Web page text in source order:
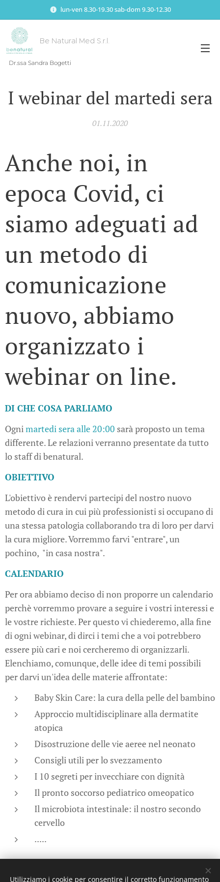
lun-ven 8.30-19.30 sab-dom 9.30-12.30
Be Natural Med S.r.l.
Dr.ssa Sandra Bogetti
I webinar del martedi sera
01.11.2020
Anche noi, in
epoca Covid, ci
siamo adeguati ad
un metodo di
comunicazione
nuovo, abbiamo
organizzato i
webinar on line.
DI CHE COSA PARLIAMO
Ognimartedi sera alle 20:00 sarà proposto un tema
differente. Le relazioni verranno presentate da tutto
lo staff di benatural.
OBIETTIVO
L'obiettivo è rendervi partecipi del nostro nuovo
metodo di cura in cui più professionisti si occupano di
una stessa patologia collaborando tra di loro per darvi
la cura migliore. Vorremmo farvi "entrare", un
pochino, "in casa nostra".
CALENDARIO
Per ora abbiamo deciso di non proporre un calendario
perchè vorremmo provare a seguire i vostri interessi e
le vostre richieste. Per questo vi chiederemo, alla fine
di ogni webinar, di dirci i temi che a voi potrebbero
essere più cari e noi cercheremo di organizzarli.
Elenchiamo, comunque, delle idee di temi possibili
per darvi un'idea delle materie affrontate:
Baby Skin Care: la cura della pelle del bambino
Approccio multidisciplinare alla dermatite
atopica
Disostruzione delle vie aeree nel neonato
Consigli utili per lo svezzamento
I 10 segreti per invecchiare con dignità
Il pronto soccorso pediatrico omeopatico
Il microbiota intestinale: il nostro secondo
cervello
.....
Utilizziamo i cookie per consentire il corretto funzionamento